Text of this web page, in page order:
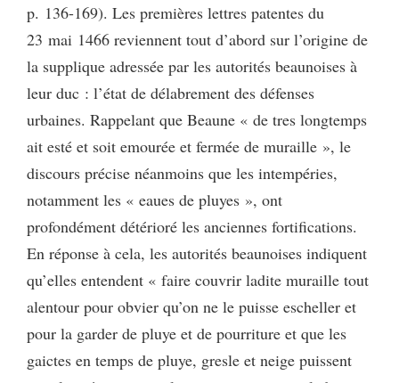
p. 136-169). Les premières lettres patentes du
23 mai 1466 reviennent tout d’abord sur l’origine de
la supplique adressée par les autorités beaunoises à
leur duc : l’état de délabrement des défenses
urbaines. Rappelant que Beaune « de tres longtemps
ait esté et soit emourée et fermée de muraille », le
discours précise néanmoins que les intempéries,
notamment les « eaues de pluyes », ont
profondément détérioré les anciennes fortifications.
En réponse à cela, les autorités beaunoises indiquent
qu’elles entendent « faire couvrir ladite muraille tout
alentour pour obvier qu’on ne le puisse escheller et
pour la garder de pluye et de pourriture et que les
gaictes en temps de pluye, gresle et neige puissent